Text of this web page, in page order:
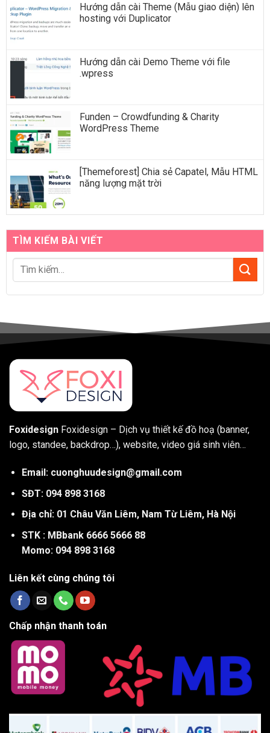
Hướng dẫn cài Theme (Mẫu giao diện) lên
hosting với Duplicator
Hướng dẫn cài Demo Theme với file
.wpress
Funden – Crowdfunding & Charity
WordPress Theme
[Themeforest] Chia sẻ Capatel, Mẫu HTML
năng lượng mặt trời
TÌM KIẾM BÀI VIẾT
Foxidesign Foxidesign – Dịch vụ thiết kế đồ hoạ (banner,
logo, standee, backdrop…), website, video giá sinh viên…
Email: cuonghuudesign@gmail.com
SĐT: 094 898 3168
Địa chỉ: 01 Châu Văn Liêm, Nam Từ Liêm, Hà Nội
STK : MBbank 6666 5666 88
Momo: 094 898 3168
Liên kết cùng chúng tôi
Chấp nhận thanh toán